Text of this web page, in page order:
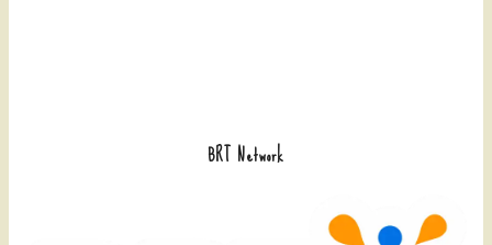
BRT Network